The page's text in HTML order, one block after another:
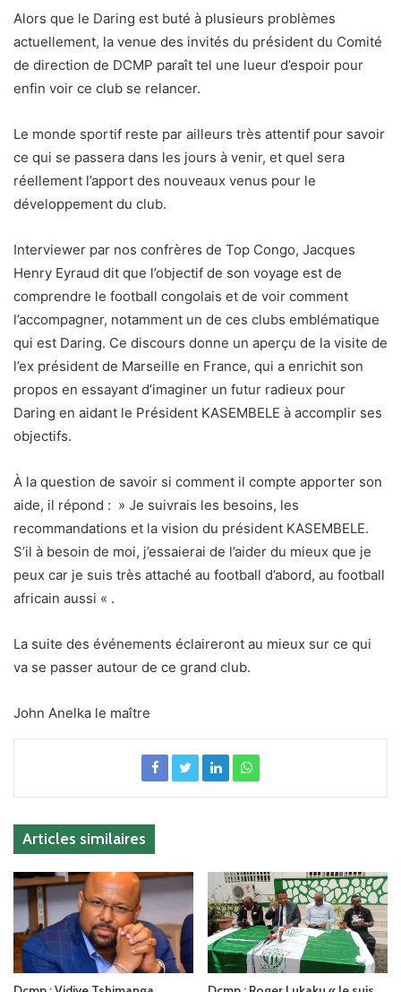
Alors que le Daring est buté à plusieurs problèmes
actuellement, la venue des invités du président du Comité
de direction de DCMP paraît tel une lueur d’espoir pour
enfin voir ce club se relancer.
Le monde sportif reste par ailleurs très attentif pour savoir
ce qui se passera dans les jours à venir, et quel sera
réellement l’apport des nouveaux venus pour le
développement du club.
Interviewer par nos confrères de Top Congo, Jacques
Henry Eyraud dit que l’objectif de son voyage est de
comprendre le football congolais et de voir comment
l’accompagner, notamment un de ces clubs emblématique
qui est Daring. Ce discours donne un aperçu de la visite de
l’ex président de Marseille en France, qui a enrichit son
propos en essayant d’imaginer un futur radieux pour
Daring en aidant le Président KASEMBELE à accomplir ses
objectifs.
À la question de savoir si comment il compte apporter son
aide, il répond : » Je suivrais les besoins, les
recommandations et la vision du président KASEMBELE.
S’il à besoin de moi, j’essaierai de l’aider du mieux que je
peux car je suis très attaché au football d’abord, au football
africain aussi « .
La suite des événements éclaireront au mieux sur ce qui
va se passer autour de ce grand club.
John Anelka le maître
Articles similaires